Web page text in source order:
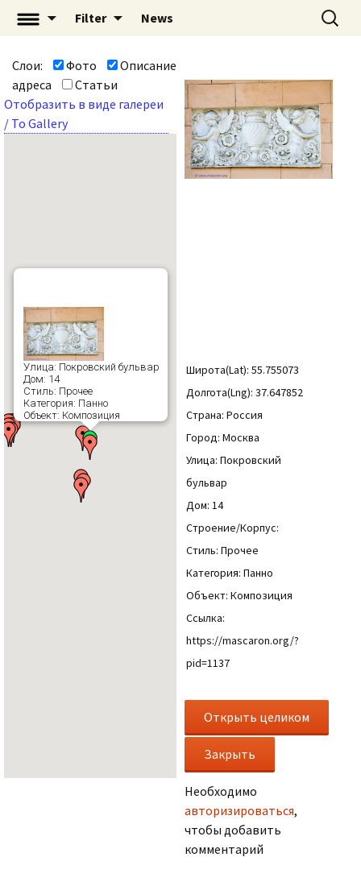
«Mascaron: Незримый
город» | mascaron.org
Filter News Найти:
Слои: Фото
Описание
адреса
Статьи
Отобразить в виде галереи
/ To Gallery
Улица: Покровский бульвар
Дом: 14
Стиль: Прочее
Категория: Панно
Объект: Композиция
Широта(Lat): 55.755073
Долгота(Lng): 37.647852
Страна: Россия
Город: Москва
Улица: Покровский
бульвар
Дом: 14
Строение/Корпус:
Стиль: Прочее
Категория: Панно
Объект: Композиция
Ссылка:
https://mascaron.org/?
pid=1137
Необходимо
авторизироваться,
чтобы добавить
комментарий